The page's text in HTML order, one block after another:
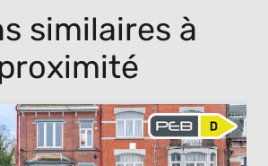
similaires à